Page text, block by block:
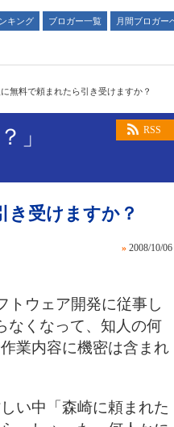
キング ブロガー一覧
月間ブロガー
無料で頼まれたら引き受けますか？
RSS
」
き受けますか？
» 2008/10/06
トウェア開発に従事し
なくなって、知人の何
業内容に機密は含まれ
い中「森崎に頼まれた